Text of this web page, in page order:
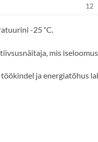
12
-25 ˚C.
mis
ja energiatõhus